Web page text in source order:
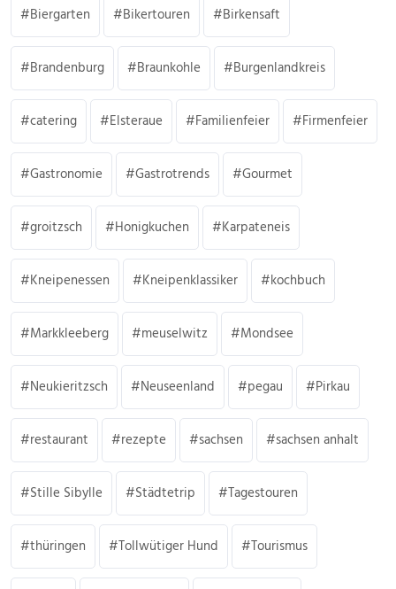
Biergarten Bikertouren Birkensaft
Brandenburg Braunkohle Burgenlandkreis
catering Elsteraue Familienfeier Firmenfeier
Gastronomie Gastrotrends Gourmet
groitzsch Honigkuchen Karpateneis
Kneipenessen Kneipenklassiker kochbuch
Markkleeberg meuselwitz Mondsee
Neukieritzsch Neuseenland pegau Pirkau
restaurant rezepte sachsen sachsen anhalt
Stille Sibylle Städtetrip Tagestouren
thüringen Tollwütiger Hund Tourismus